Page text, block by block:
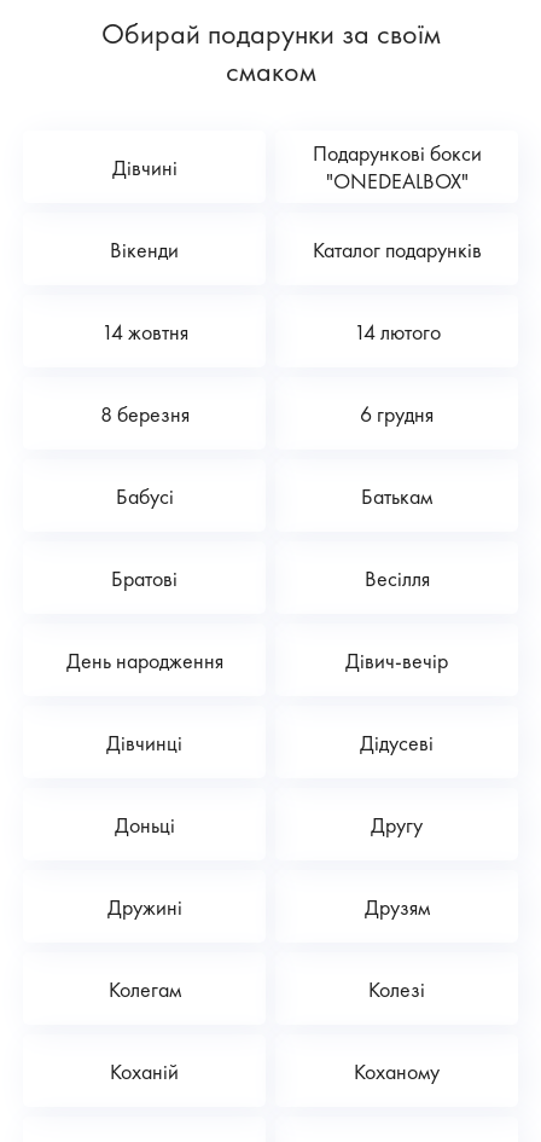
Обирай подарунки за своїм
смаком
Дівчині
Подарункові бокси
"ONEDEALBOX"
Вікенди Каталог подарунків
14 жовтня 14 лютого
8 березня 6 грудня
Бабусі Батькам
Братові Весілля
День народження Дівич-вечір
Дівчинці Дідусеві
Доньці Другу
Дружині Друзям
Колегам Колезі
Коханій Коханому